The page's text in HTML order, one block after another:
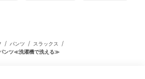
/ パンツ / スラックス /
ンツ≪洗濯機で洗える≫